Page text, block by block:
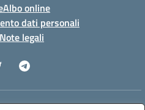
Albo online
dati personali
Note legali